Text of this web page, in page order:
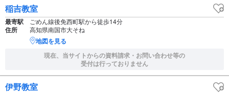
稲吉教室
最寄駅 ごめん線後免西町駅から徒歩14分
住所 高知県南国市大そね
地図を見る
現在、当サイトからの資料請求・お問い合わせ等の
受付は行っておりません
伊野教室